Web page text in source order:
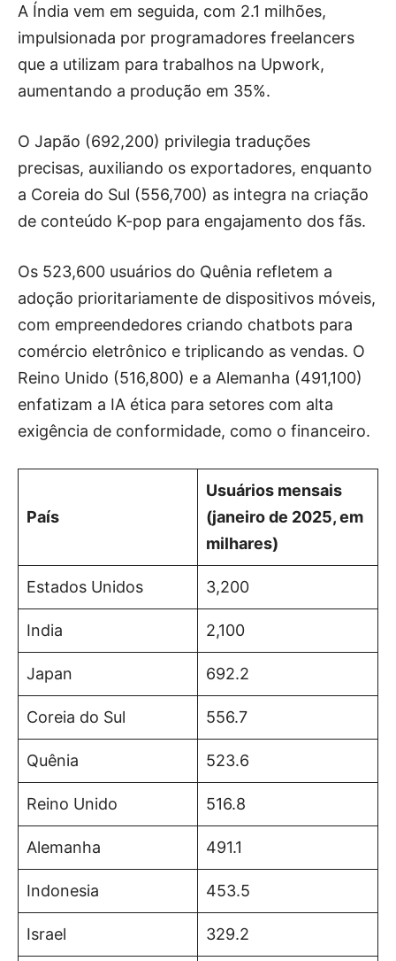
A Índia vem em seguida, com 2.1 milhões,
impulsionada por programadores freelancers
que a utilizam para trabalhos na Upwork,
aumentando a produção em 35%.
O Japão (692,200) privilegia traduções
precisas, auxiliando os exportadores, enquanto
a Coreia do Sul (556,700) as integra na criação
de conteúdo K-pop para engajamento dos fãs.
Os 523,600 usuários do Quênia refletem a
adoção prioritariamente de dispositivos móveis,
com empreendedores criando chatbots para
comércio eletrônico e triplicando as vendas. O
Reino Unido (516,800) e a Alemanha (491,100)
enfatizam a IA ética para setores com alta
exigência de conformidade, como o financeiro.
País
Usuários mensais
(janeiro de 2025, em
milhares)
Estados Unidos 3,200
India 2,100
Japan 692.2
Coreia do Sul 556.7
Quênia 523.6
Reino Unido 516.8
Alemanha 491.1
Indonesia 453.5
Israel 329.2